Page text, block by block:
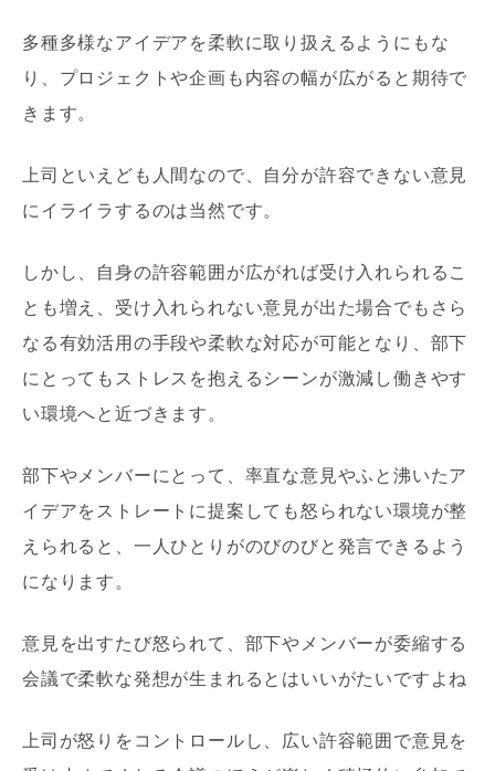
多種多様なアイデアを柔軟に取り扱えるようにもな
り、プロジェクトや企画も内容の幅が広がると期待で
きます。
上司といえども人間なので、自分が許容できない意見
にイライラするのは当然です。
しかし、自身の許容範囲が広がれば受け入れられるこ
とも増え、受け入れられない意見が出た場合でもさら
なる有効活用の手段や柔軟な対応が可能となり、部下
にとってもストレスを抱えるシーンが激減し働きやす
い環境へと近づきます。
部下やメンバーにとって、率直な意見やふと沸いたア
イデアをストレートに提案しても怒られない環境が整
えられると、一人ひとりがのびのびと発言できるよう
になります。
意見を出すたび怒られて、部下やメンバーが委縮する
会議で柔軟な発想が生まれるとはいいがたいですよね
上司が怒りをコントロールし、広い許容範囲で意見を